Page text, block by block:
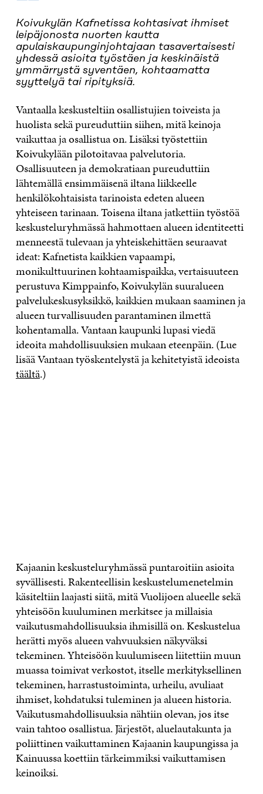
Koivukylän Kafnetissa kohtasivat ihmiset
leipäjonosta nuorten kautta
apulaiskaupunginjohtajaan tasavertaisesti
yhdessä asioita työstäen ja keskinäistä
ymmärrystä syventäen, kohtaamatta
syyttelyä tai ripityksiä.
Vantaalla keskusteltiin osallistujien toiveista ja
huolista sekä pureuduttiin siihen, mitä keinoja
vaikuttaa ja osallistua on. Lisäksi työstettiin
Koivukylään pilotoitavaa palvelutoria.
Osallisuuteen ja demokratiaan pureuduttiin
lähtemällä ensimmäisenä iltana liikkeelle
henkilökohtaisista tarinoista edeten alueen
yhteiseen tarinaan. Toisena iltana jatkettiin työstöä
keskusteluryhmässä hahmottaen alueen identiteetti
menneestä tulevaan ja yhteiskehittäen seuraavat
ideat: Kafnetista kaikkien vapaampi,
monikulttuurinen kohtaamispaikka, vertaisuuteen
perustuva Kimppainfo, Koivukylän suuralueen
palvelukeskusyksikkö, kaikkien mukaan saaminen ja
alueen turvallisuuden parantaminen ilmettä
kohentamalla. Vantaan kaupunki lupasi viedä
ideoita mahdollisuuksien mukaan eteenpäin. (Lue
lisää Vantaan työskentelystä ja kehitetyistä ideoista
täältä.)
Kajaanin keskusteluryhmässä puntaroitiin asioita
syvällisesti. Rakenteellisin keskustelumenetelmin
käsiteltiin laajasti siitä, mitä Vuolijoen alueelle sekä
yhteisöön kuuluminen merkitsee ja millaisia
vaikutusmahdollisuuksia ihmisillä on. Keskustelua
herätti myös alueen vahvuuksien näkyväksi
tekeminen. Yhteisöön kuulumiseen liitettiin muun
muassa toimivat verkostot, itselle merkityksellinen
tekeminen, harrastustoiminta, urheilu, avuliaat
ihmiset, kohdatuksi tuleminen ja alueen historia.
Vaikutusmahdollisuuksia nähtiin olevan, jos itse
vain tahtoo osallistua. Järjestöt, aluelautakunta ja
poliittinen vaikuttaminen Kajaanin kaupungissa ja
Kainuussa koettiin tärkeimmiksi vaikuttamisen
keinoiksi.